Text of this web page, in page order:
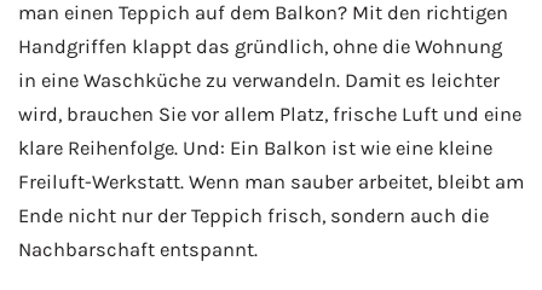
man einen Teppich auf dem Balkon? Mit den richtigen
Handgriffen klappt das gründlich, ohne die Wohnung
in eine Waschküche zu verwandeln. Damit es leichter
wird, brauchen Sie vor allem Platz, frische Luft und eine
klare Reihenfolge. Und: Ein Balkon ist wie eine kleine
Freiluft-Werkstatt. Wenn man sauber arbeitet, bleibt am
Ende nicht nur der Teppich frisch, sondern auch die
Nachbarschaft entspannt.